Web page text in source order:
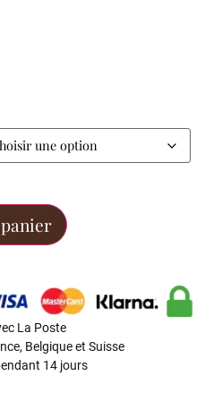
La Poste
Belgique et Suisse
14 jours